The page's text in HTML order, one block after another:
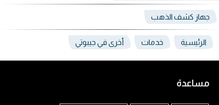
جهاز كشف الذهب
الرئيسية خدمات أخرى في جيبوتي
مساعدة